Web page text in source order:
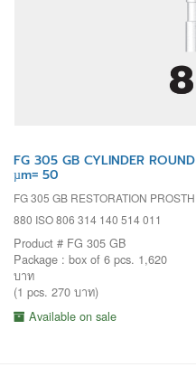
FG 305 GB CYLINDER
µm= 50
FG 305 GB RESTORATION
880 ISO 806 314 140 514 011
Product # FG 305 GB
Package : box of 6 pcs. 1,620
บาท
(1 pcs. 270 บาท)
Available on sale